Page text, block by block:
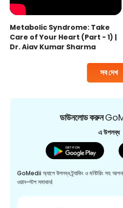
সব দেখ
Metabolic Syndrome: Take
Care of Your Heart (Part - 1) |
Dr. Ajay Kumar Sharma
ডাউনলোড করুন
এ উপলব্ধ
GoMedii অ্যাপে উপলব্ধ ট্র্যাকিং ও মনিটরিং সহ
ওয়ান-স্টপ সমাধান।